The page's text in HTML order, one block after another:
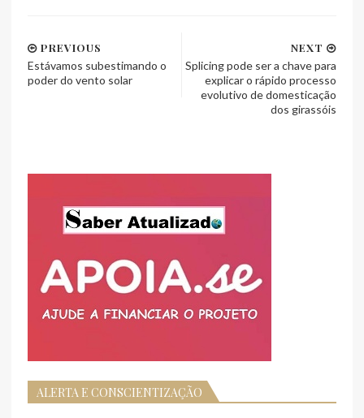
NEXT
Splicing pode ser a chave para
explicar o rápido processo
evolutivo de domesticação
dos girassóis
PREVIOUS
Estávamos subestimando o
poder do vento solar
ALERTA E CONSCIENTIZAÇÃO